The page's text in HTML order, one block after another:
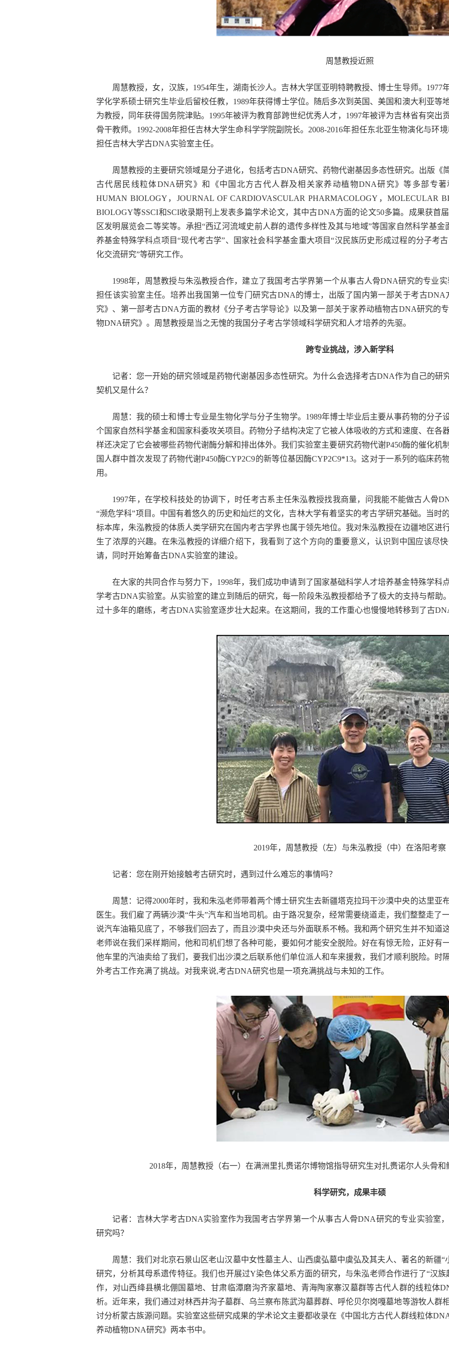
周慧教授近照
周慧教授，女，汉族，1954年生，湖南长沙人。吉林大学匡亚明特聘教授、博士生导师。1977
学化学系硕士研究生毕业后留校任教，1989年获得博士学位。随后多次到英国、美国和澳大利亚等
为教授，同年获得国务院津贴。1995年被评为教育部跨世纪优秀人才，1997年被评为吉林省有突出
骨干教师。1992-2008年担任吉林大学生命科学学院副院长。2008-2016年担任东北亚生物演化与环
担任吉林大学古DNA实验室主任。
周慧教授的主要研究领域是分子进化，包括考古DNA研究、药物代谢基因多态性研究。出版《
古代居民线粒体DNA研究》和《中国北方古代人群及相关家养动植物DNA研究》等多部专著
HUMAN BIOLOGY，JOURNAL OF CARDIOVASCULAR PHARMACOLOGY，MOLECULAR
BIOLOGY等SSCI和SCI收录期刊上发表多篇学术论文，其中古DNA方面的论文50多篇。成果获首
区发明展览会二等奖等。承担“西辽河流域史前人群的遗传多样性及其与地域”等国家自然科学基
养基金特殊学科点项目“现代考古学”、国家社会科学基金重大项目“汉民族历史形成过程的分子考
化交流研究”等研究工作。
1998年，周慧教授与朱泓教授合作，建立了我国考古学界第一个从事古人骨DNA研究的专
担任该实验室主任。培养出我国第一位专门研究古DNA的博士，出版了国内第一部关于考古
究》、第一部考古DNA方面的教材《分子考古学导论》以及第一部关于家养动植物古DNA研究的
物DNA研究》。周慧教授是当之无愧的我国分子考古学领域科学研究和人才培养的先驱。
跨专业挑战，涉入新学科
记者：您一开始的研究领域是药物代谢基因多态性研究。为什么会选择考古DNA作为自己的研
契机又是什么？
周慧：我的硕士和博士专业是生物化学与分子生物学。1989年博士毕业后主要从事药物的分子
个国家自然科学基金和国家科委攻关项目。药物分子结构决定了它被人体吸收的方式和速度、在各
样还决定了它会被哪些药物代谢酶分解和排出体外。我们实验室主要研究药物代谢P450酶的催化机
国人群中首次发现了药物代谢P450酶CYP2C9的新等位基因酶CYP2C9*13。这对于一系列的临床
用。
1997年，在学校科技处的协调下，时任考古系主任朱泓教授找我商量，问我能不能做古人骨
“濒危学科”项目。中国有着悠久的历史和灿烂的文化，吉林大学有着坚实的考古学研究基础。当时
标本库，朱泓教授的体质人类学研究在国内考古学界也属于领先地位。我对朱泓教授在边疆地区进
生了浓厚的兴趣。在朱泓教授的详细介绍下，我看到了这个方向的重要意义，认识到中国应该尽
请，同时开始筹备古DNA实验室的建设。
在大家的共同合作与努力下，1998年，我们成功申请到了国家基础科学人才培养基金特殊学科
学考古DNA实验室。从实验室的建立到随后的研究，每一阶段朱泓教授都给予了极大的支持与帮助
过十多年的磨练，考古DNA实验室逐步壮大起来。在这期间，我的工作重心也慢慢地转移到了古
2019年，周慧教授（左）与朱泓教授（中）在洛阳考察
记者：您在刚开始接触考古研究时，遇到过什么难忘的事情吗？
周慧：记得2000年时，我和朱泓老师带着两个博士研究生去新疆塔克拉玛干沙漠中央的达里亚
医生。我们雇了两辆沙漠“牛头”汽车和当地司机。由于路况复杂，经常需要绕道走，我们整整走了
说汽车油箱见底了，不够我们回去了，而且沙漠中央还与外面联系不畅。我和两个研究生并不知道
老师说在我们采样期间，他和司机们想了各种可能，要如何才能安全脱险。好在有惊无险，正好有
他车里的汽油卖给了我们，要我们出沙漠之后联系他们单位派人和车来援救，我们才顺利脱险。时
外考古工作充满了挑战。对我来说,考古DNA研究也是一项充满挑战与未知的工作。
2018年，周慧教授（右一）在满洲里扎赉诺尔博物馆指导研究生对扎赉诺尔人头骨
科学研究，成果丰硕
记者：吉林大学考古DNA实验室作为我国考古学界第一个从事古人骨DNA研究的专业实验室
研究吗？
周慧：我们对北京石景山区老山汉墓中女性墓主人、山西虞弘墓中虞弘及其夫人、著名的新疆
研究，分析其母系遗传特征。我们也开展过Y染色体父系方面的研究，与朱泓老师合作进行了“汉
作，对山西绛县横北倗国墓地、甘肃临潭磨沟齐家墓地、青海陶家寨汉墓群等古代人群的线粒体
析。近年来，我们通过对林西井沟子墓群、乌兰察布陈武沟墓葬群、呼伦贝尔岗嘎墓地等游牧人群
讨分析蒙古族源问题。实验室这些研究成果的学术论文主要都收录在《中国北方古代人群线粒体
养动植物DNA研究》两本书中。